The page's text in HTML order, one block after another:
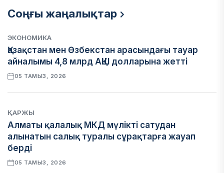
Соңғы жаңалықтар
ЭКОНОМИКА
Қазақстан мен Өзбекстан арасындағы тауар
айналымы 4,8 млрд АҚШ долларына жетті
05 ТАМЫЗ, 2026
ҚАРЖЫ
Алматы қалалық МКД мүлікті сатудан
алынатын салық туралы сұрақтарға жауап
берді
05 ТАМЫЗ, 2026